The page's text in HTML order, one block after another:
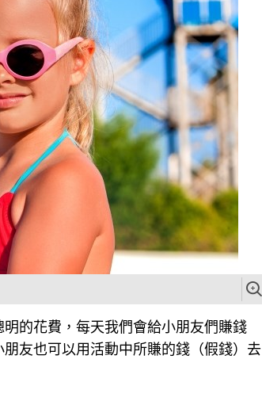
的花費，每天我們會給小朋友們賺錢
友也可以用活動中所賺的錢（假錢）去